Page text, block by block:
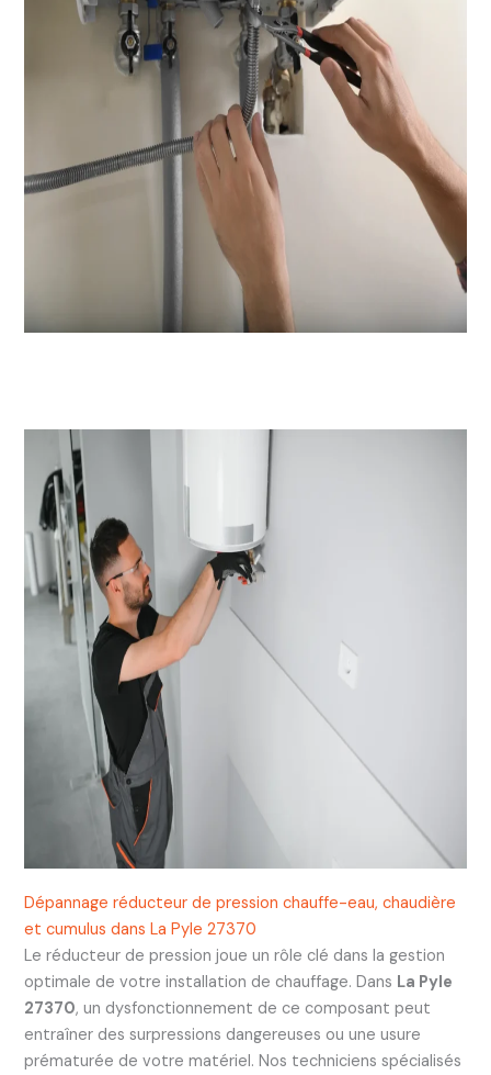
Dépannage réducteur de pression chauffe-eau, chaudière
et cumulus dans La Pyle 27370
Le réducteur de pression joue un rôle clé dans la gestion
optimale de votre installation de chauffage. Dans La Pyle
27370, un dysfonctionnement de ce composant peut
entraîner des surpressions dangereuses ou une usure
prématurée de votre matériel. Nos techniciens spécialisés